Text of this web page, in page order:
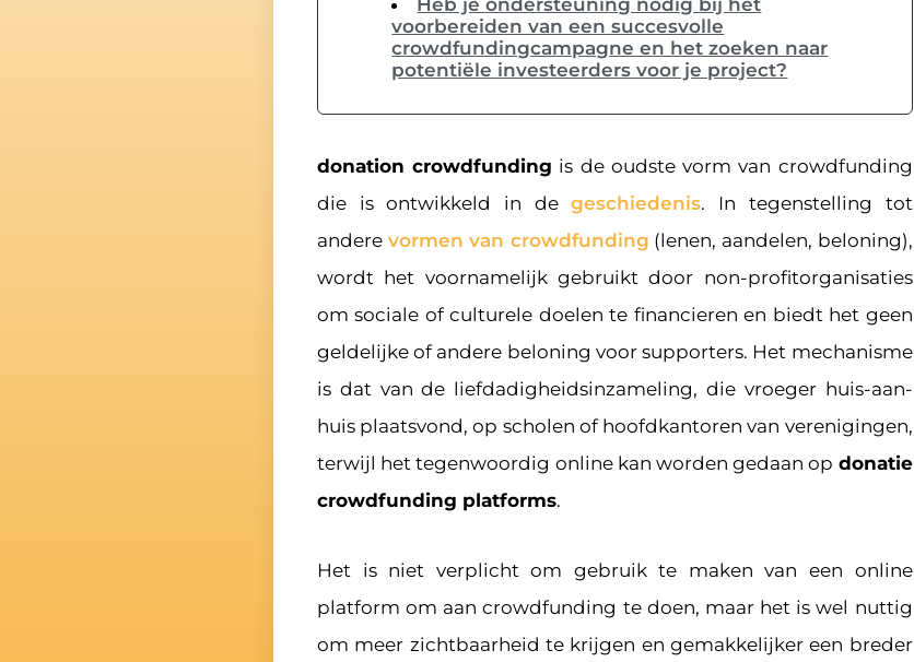
Heb je ondersteuning nodig bij het
voorbereiden van een succesvolle
crowdfundingcampagne en het zoeken naar
potentiële investeerders voor je project?
donation crowdfunding is de oudste vorm van crowdfunding
die is ontwikkeld in degeschiedenis. In tegenstelling tot
andere vormen van crowdfunding (lenen, aandelen, beloning),
wordt het voornamelijk gebruikt door non-profitorganisaties
om sociale of culturele doelen te financieren en biedt het geen
geldelijke of andere beloning voor supporters. Het mechanisme
is dat van de liefdadigheidsinzameling, die vroeger huis-aan-
huis plaatsvond, op scholen of hoofdkantoren van verenigingen,
terwijl het tegenwoordig online kan worden gedaan op donatie
crowdfunding platforms.
Het is niet verplicht om gebruik te maken van een online
platform om aan crowdfunding te doen, maar het is wel nuttig
om meer zichtbaarheid te krijgen en gemakkelijker een breder